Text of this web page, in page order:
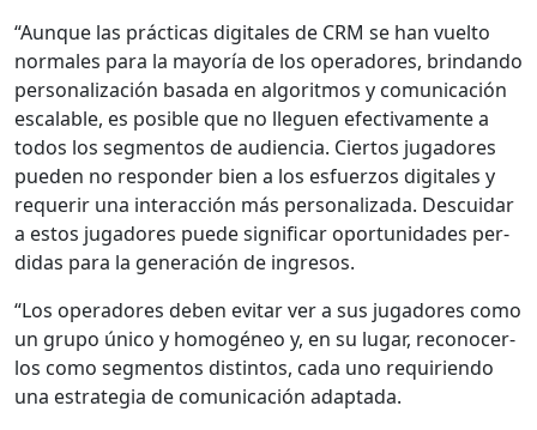
“Aunque las prác­ti­cas dig­i­tales de CRM se han vuel­to
nor­males para la may­oría de los oper­adores, brin­dan­do
per­son­al­ización basa­da en algo­rit­mos y comu­ni­cación
escal­able, es posi­ble que no lleguen efec­ti­va­mente a
todos los seg­men­tos de audi­en­cia. Cier­tos jugadores
pueden no respon­der bien a los esfuer­zos dig­i­tales y
requerir una inter­ac­ción más per­son­al­iza­da. Des­cuidar
a estos jugadores puede sig­nificar opor­tu­nidades per­
di­das para la gen­eración de ingre­sos.
“Los oper­adores deben evi­tar ver a sus jugadores como
un grupo úni­co y homogé­neo y, en su lugar, recono­cer­
los como seg­men­tos dis­tin­tos, cada uno requirien­do
una estrate­gia de comu­ni­cación adap­ta­da.